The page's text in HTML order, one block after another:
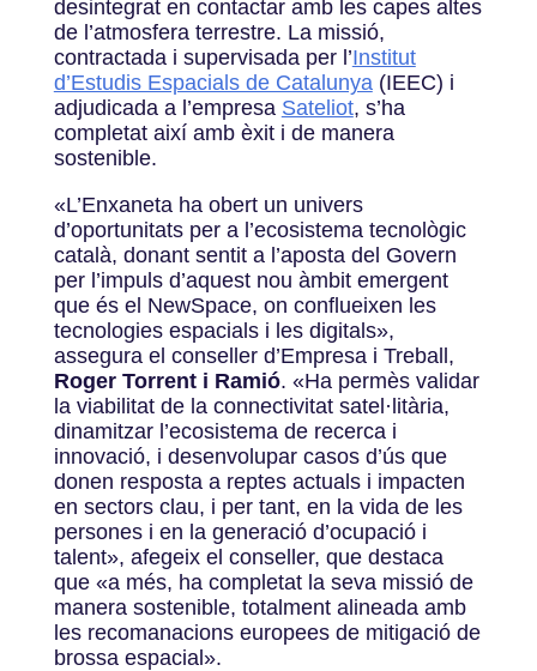
desintegrat en contactar amb les capes altes
de l’atmosfera terrestre. La missió,
contractada i supervisada per l’Institut
d’Estudis Espacials de Catalunya (IEEC) i
adjudicada a l’empresa Sateliot, s’ha
completat així amb èxit i de manera
sostenible.
«L’Enxaneta ha obert un univers
d’oportunitats per a l’ecosistema tecnològic
català, donant sentit a l’aposta del Govern
per l’impuls d’aquest nou àmbit emergent
que és el NewSpace, on conflueixen les
tecnologies espacials i les digitals»,
assegura el conseller d’Empresa i Treball,
Roger Torrent i Ramió. «Ha permès validar
la viabilitat de la connectivitat satel·litària,
dinamitzar l’ecosistema de recerca i
innovació, i desenvolupar casos d’ús que
donen resposta a reptes actuals i impacten
en sectors clau, i per tant, en la vida de les
persones i en la generació d’ocupació i
talent», afegeix el conseller, que destaca
que «a més, ha completat la seva missió de
manera sostenible, totalment alineada amb
les recomanacions europees de mitigació de
brossa espacial».